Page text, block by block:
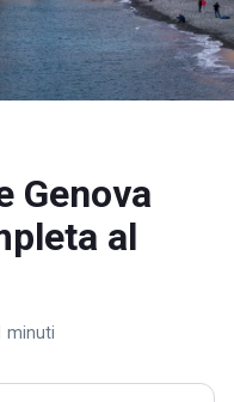
Genova
al
minuti